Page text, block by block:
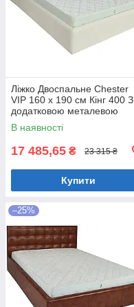
Ліжко Двоспальне Chester
VIP 160 х 190 см Кінг 400 З
додатковою металевою
цільнозварною рамою C1
Білий
В наявності
17 485,65 ₴ 23 315 ₴
Купити
–25%